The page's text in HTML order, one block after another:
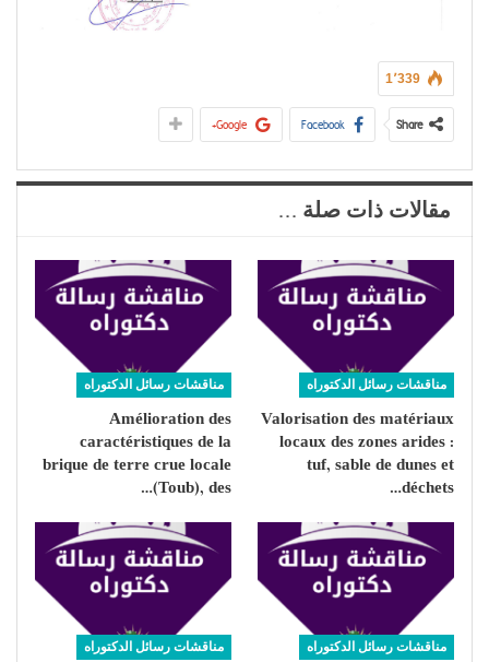
1٬339
Share
Facebook
Google+
مقالات ذات صلة ...
مناقشات رسائل الدكتوراه
Valorisation des matériaux
locaux des zones arides :
tuf, sable de dunes et
déchets…
مناقشات رسائل الدكتوراه
Amélioration des
caractéristiques de la
brique de terre crue locale
(Toub), des…
مناقشات رسائل الدكتوراه مناقشات رسائل الدكتوراه